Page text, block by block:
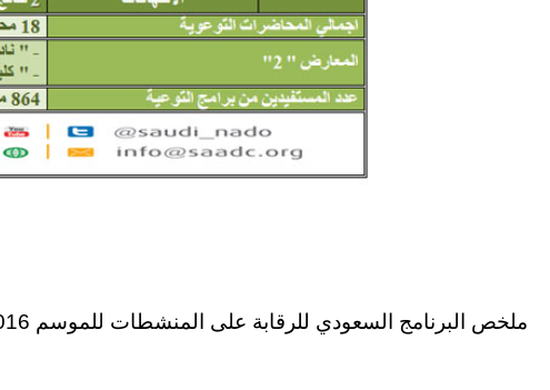
ملخص البرنامج السعودي للرقابة على المنشطات للموسم 2017/2016م حتى 04-01-2017م‎‎‎‏